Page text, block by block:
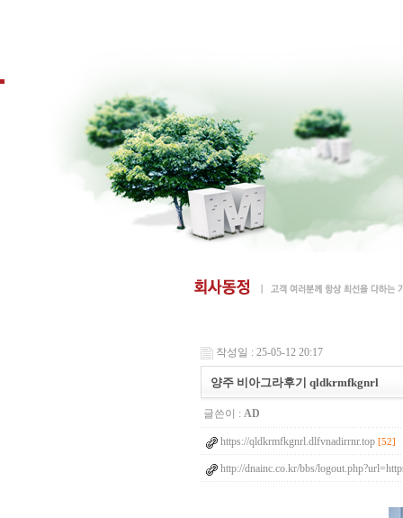
작성일 : 25-05-12 20:17
양주 비아그라후기 qldkrmfkgnrl
글쓴이 : AD
https://qldkrmfkgnrl.dlfvnadirrnr.top [52]
http://dnainc.co.kr/bbs/